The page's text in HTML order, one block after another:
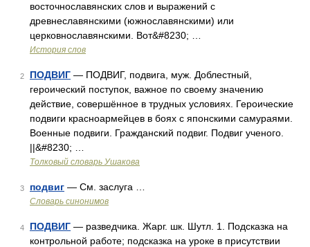
восточнославянских слов и выражений с
древнеславянскими (южнославянскими) или
церковнославянскими. Вот&#8230; …
История слов
2 ПОДВИГ — ПОДВИГ, подвига, муж. Доблестный,
героический поступок, важное по своему значению
действие, совершённое в трудных условиях. Героические
подвиги красноармейцев в боях с японскими самураями.
Военные подвиги. Гражданский подвиг. Подвиг ученого.
||&#8230; …
Толковый словарь Ушакова
3 подвиг — См. заслуга …
Словарь синонимов
4 ПОДВИГ — разведчика. Жарг. шк. Шутл. 1. Подсказка на
контрольной работе; подсказка на уроке в присутствии